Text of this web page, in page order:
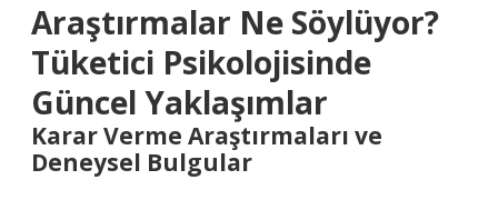
Araştırmalar Ne Söylüyor?
Tüketici Psikolojisinde
Güncel Yaklaşımlar
Karar Verme Araştırmaları ve
Deneysel Bulgular